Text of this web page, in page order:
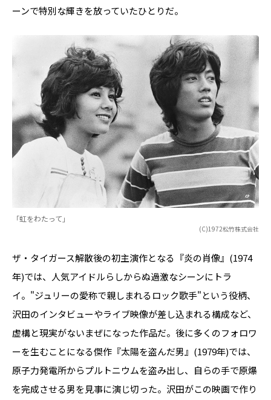
ーンで特別な輝きを放っていたひとりだ。
「虹をわたって」
(C)1972松竹株式会社
ザ・タイガース解散後の初主演作となる『炎の肖像』(1974
年)では、人気アイドルらしからぬ過激なシーンにトラ
イ。"ジュリーの愛称で親しまれるロック歌手"という役柄、
沢田のインタビューやライブ映像が差し込まれる構成など、
虚構と現実がないまぜになった作品だ。後に多くのフォロワ
ーを生むことになる傑作『太陽を盗んだ男』(1979年)では、
原子力発電所からプルトニウムを盗み出し、自らの手で原爆
を完成させる男を見事に演じ切った。沢田がこの映画で作り